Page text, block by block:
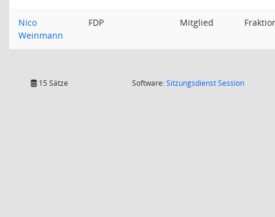
Nico
Weinmann
FDP Mitglied
15 Sätze Software:SitzungsdienstSession(Wird in